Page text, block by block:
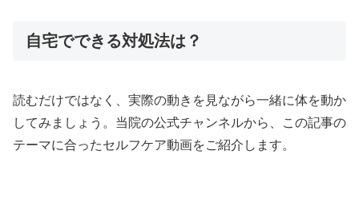
自宅でできる対処法は？
読むだけではなく、実際の動きを見ながら一緒に体を動か
してみましょう。当院の公式チャンネルから、この記事の
テーマに合ったセルフケア動画をご紹介します。